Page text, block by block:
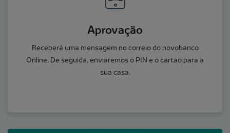
Aprovação
Receberá uma mensagem no correio do novobanco
Online. De seguida, enviaremos o PIN e o cartão para a
sua casa.